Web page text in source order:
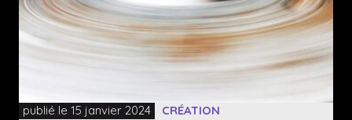
publié le 15 janvier 2024 CRÉATION